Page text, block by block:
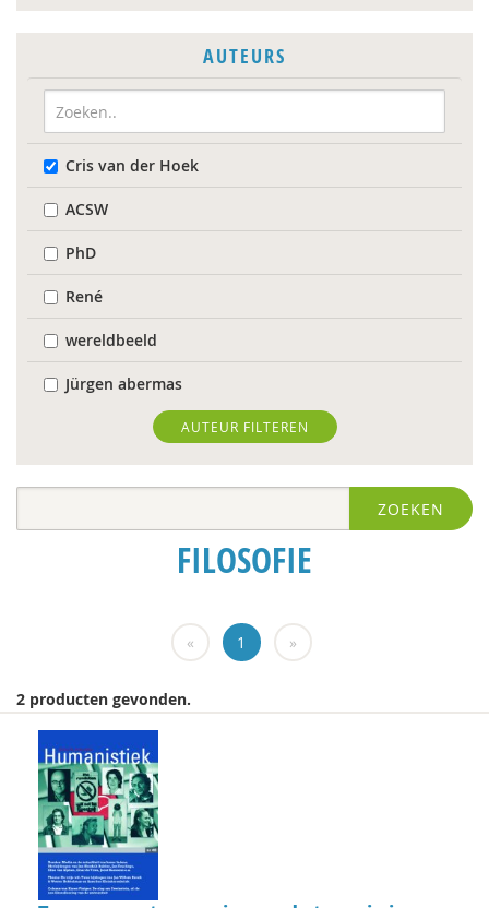
AUTEURS
Cris van der Hoek
ACSW
PhD
René
wereldbeeld
Jürgen abermas
Tineke Abma
Frank Adloff
Christa Anbeek
Daan Andriessen
Koen Arts
Jan Baars
Andries Baart
Markus Balkenhol
AUTEUR FILTEREN
ZOEKEN
FILOSOFIE
« 1 »
2 producten gevonden.